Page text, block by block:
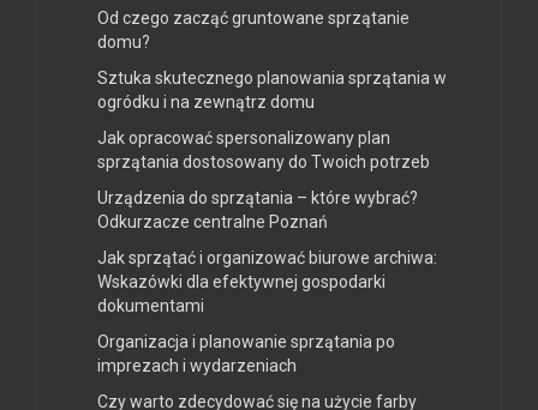
Od czego zacząć gruntowane sprzątanie
domu?
Sztuka skutecznego planowania sprzątania w
ogródku i na zewnątrz domu
Jak opracować spersonalizowany plan
sprzątania dostosowany do Twoich potrzeb
Urządzenia do sprzątania – które wybrać?
Odkurzacze centralne Poznań
Jak sprzątać i organizować biurowe archiwa:
Wskazówki dla efektywnej gospodarki
dokumentami
Organizacja i planowanie sprzątania po
imprezach i wydarzeniach
Czy warto zdecydować się na użycie farby